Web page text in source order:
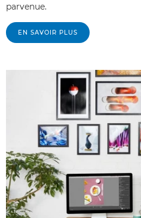
parvenue.
EN SAVOIR PLUS